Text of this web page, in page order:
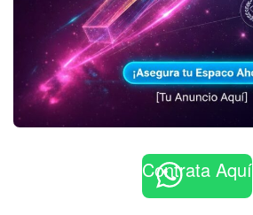
Contrata Aquí